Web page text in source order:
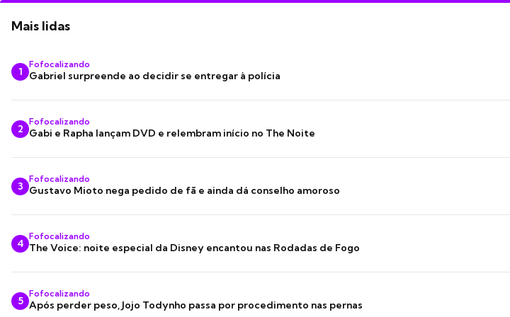
Mais lidas
1
Fofocalizando
Gabriel surpreende ao decidir se entregar à polícia
2
Fofocalizando
Gabi e Rapha lançam DVD e relembram início no The Noite
3
Fofocalizando
Gustavo Mioto nega pedido de fã e ainda dá conselho amoroso
4
Fofocalizando
The Voice: noite especial da Disney encantou nas Rodadas de Fogo
5
Fofocalizando
Após perder peso, Jojo Todynho passa por procedimento nas pernas